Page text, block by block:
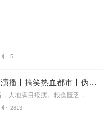
5
第九特区丨头陀渊演播丨搞笑热血都市丨伪戒丨VIP免费多人有声剧
【内容简介】灾变过后，大地满目疮痍。粮食匮乏，资源紧俏，局势混乱……一位从待规划区杀出来的青年，背对着漫天黄沙，孤身来到九区谋生，却不曾想偶然结识三五好友，一念...
2813